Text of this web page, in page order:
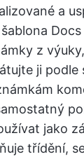
a
z
ji podle
jako
třídění,